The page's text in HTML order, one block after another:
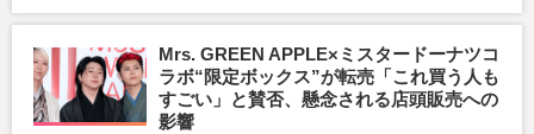
Mrs. GREEN APPLE×ミスタードーナツコ
ラボ“限定ボックス”が転売「これ買う人も
すごい」と賛否、懸念される店頭販売への
影響